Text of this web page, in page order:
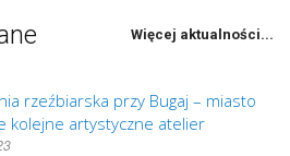
Więcej aktualności...
rzeźbiarska przy Bugaj – miasto
kolejne artystyczne atelier